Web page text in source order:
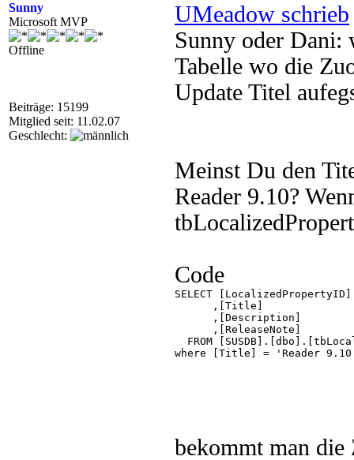
Sunny
Microsoft MVP
Offline
Beiträge: 15199
Mitglied seit: 11.02.07
Geschlecht:
UMeadow schrieb
Sunny oder Dani:
Tabelle wo die
Update Titel
Meinst Du den
Reader 9.10?
Code
SELECT [LocalizedPropertyID]
,[Title]
,[Description]
,[ReleaseNote]
FROM
where [Title] = 'Reader
bekommt man